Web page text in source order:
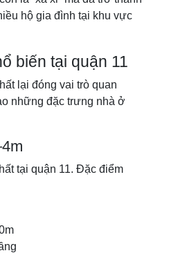
hộ gia đình tại khu vực
biến tại quận 11
lại đóng vai trò quan
những đặc trưng nhà ở
tại quận 11. Đặc điểm